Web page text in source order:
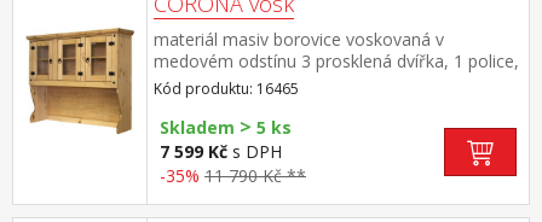
materiál masiv borovice voskovaná v
medovém odstínu 3 prosklená dvířka, 1 police,
kovové ozdobné úchytky vhodný doplněk ke
komodě CORONA 1639 nebo 1632 součást
sestavy Corona
Kód produktu: 16465
Skladem > 5 ks
7 599 Kč s DPH
-35% 11 790 Kč **